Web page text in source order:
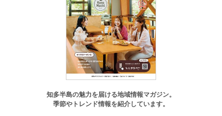
知多半島の魅力を届ける地域情報マガジン。
季節やトレンド情報を紹介しています。